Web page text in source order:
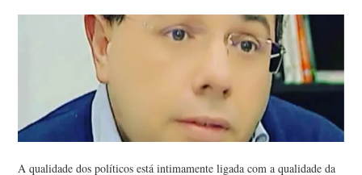
A qualidade dos políticos está intimamente ligada com a qualidade da